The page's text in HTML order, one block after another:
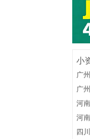
小
广
广
河
河
四